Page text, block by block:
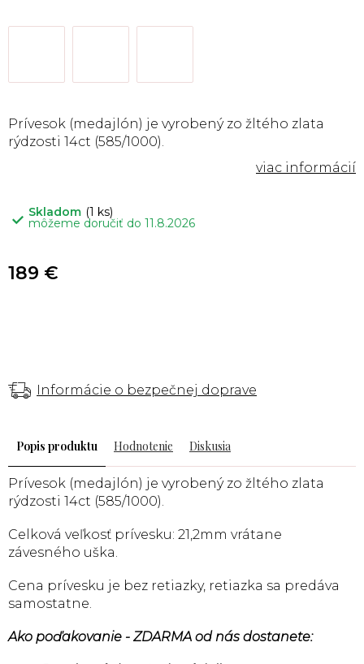
Skladom (1 ks)
môžeme doručiť do 11.8.2026
Prívesok (medajlón) je vyrobený zo žltého zlata
rýdzosti 14ct (585/1000).
Informácie o bezpečnej doprave
189 €
Popis Hodnotenie Diskusia
Prívesok (medajlón) je vyrobený zo žltého zlata
rýdzosti 14ct (585/1000).
Celková veľkosť prívesku: 21,2mm vrátane
závesného uška.
Cena prívesku je bez retiazky, retiazka sa predáva
samostatne.
Ako poďakovanie - ZDARMA od nás dostanete: